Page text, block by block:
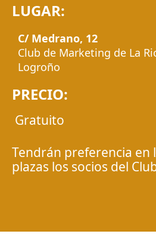
LUGAR:
C/ Medrano, 12
Club de Marketing de La
Logroño
PRECIO:
Gratuito
Tendrán preferencia en
plazas los socios del